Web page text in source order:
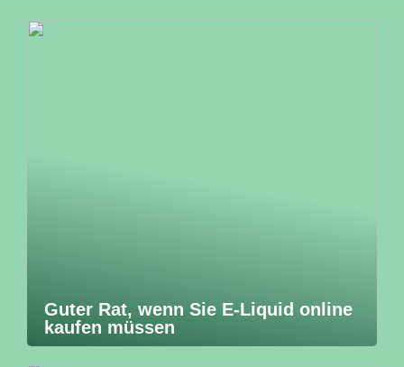
Guter Rat, wenn Sie E-Liquid online
kaufen müssen